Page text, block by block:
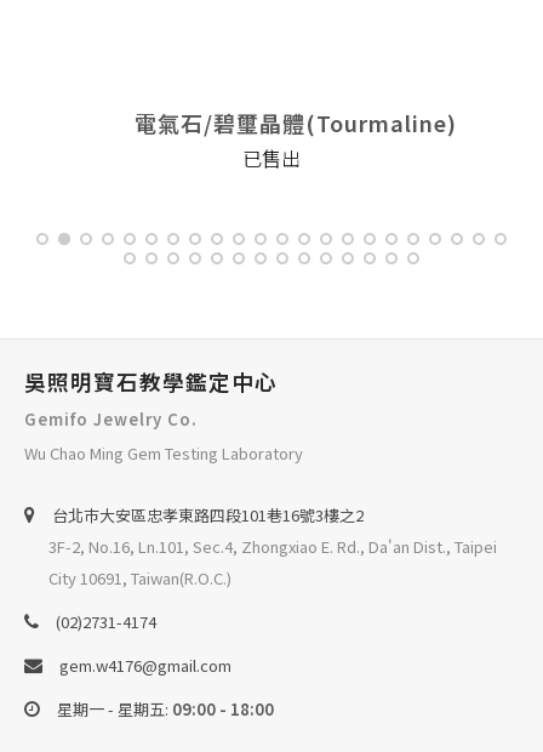
電氣石/碧璽晶體(Tourmaline)
已售出
吳照明寶石教學鑑定中心
Gemifo Jewelry Co.
Wu Chao Ming Gem Testing Laboratory
台北巿大安區忠孝東路四段101巷16號3樓之2
3F-2, No.16, Ln.101, Sec.4, Zhongxiao E. Rd., Da'an Dist., Taipei
City 10691, Taiwan(R.O.C.)
(02)2731-4174
gem.w4176@gmail.com
星期一 - 星期五: 09:00 - 18:00